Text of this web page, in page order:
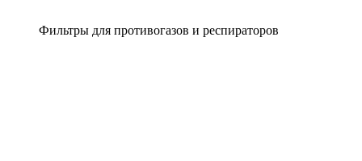
Фильтры для противогазов и респираторов